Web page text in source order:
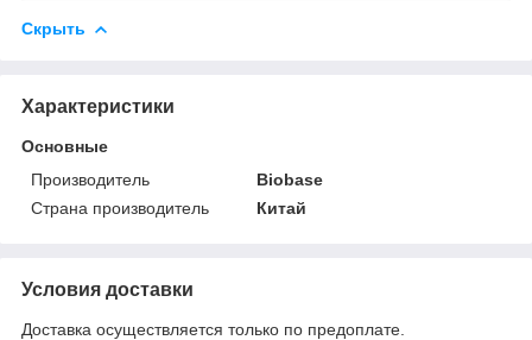
Скрыть
Характеристики
Основные
Производитель
Biobase
Страна производитель
Китай
Условия доставки
Доставка осуществляется только по предоплате.